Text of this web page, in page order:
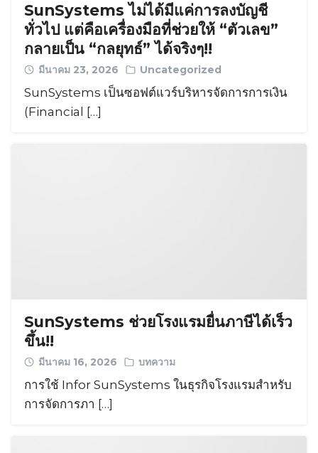
SunSystems ไม่ได้มีแค่การลงบัญชี
ทั่วไป แต่คือเครื่องมือที่ช่วยให้ “ตัวเลข”
กลายเป็น “กลยุทธ์” ได้จริงๆ!!
มีนาคม 23, 2026 Uncategorized
SunSystems เป็นซอฟต์แวร์บริหารจัดการการเงิน
(Financial […]
SunSystems ช่วยโรงแรมยื่นภาษีได้เร็ว
ขึ้น!!
มีนาคม 16, 2026 บทความ
การใช้ Infor SunSystems ในธุรกิจโรงแรมสำหรับ
การจัดการภา […]